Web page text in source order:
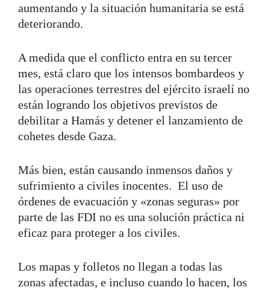
aumentando y la situación humanitaria se está
deteriorando.
A medida que el conflicto entra en su tercer
mes, está claro que los intensos bombardeos y
las operaciones terrestres del ejército israelí no
están logrando los objetivos previstos de
debilitar a Hamás y detener el lanzamiento de
cohetes desde Gaza.
Más bien, están causando inmensos daños y
sufrimiento a civiles inocentes. El uso de
órdenes de evacuación y «zonas seguras» por
parte de las FDI no es una solución práctica ni
eficaz para proteger a los civiles.
Los mapas y folletos no llegan a todas las
zonas afectadas, e incluso cuando lo hacen, los